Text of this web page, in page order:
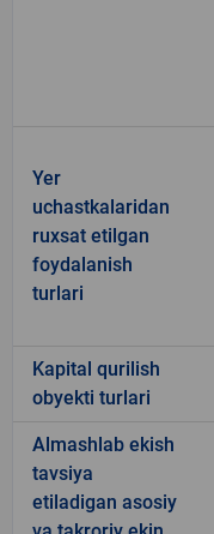
Yer
uchastkalaridan
ruxsat etilgan
foydalanish
turlari
Kapital qurilish
obyekti turlari
Almashlab ekish
tavsiya
etiladigan asosiy